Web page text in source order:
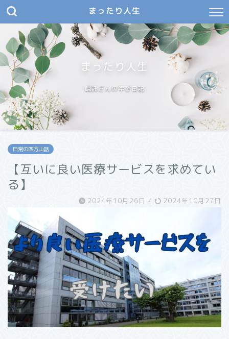
まったり人生
まったり人生
嘱託さんの学び日記
日常の四方山話
【互いに良い医療サービスを求めてい
る】
2024年10月26日 / 2024年10月27日